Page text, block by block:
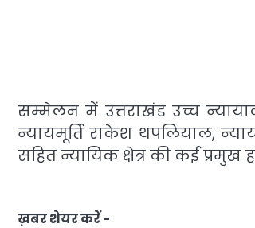
सम्मेलन में उत्तराखंड उच्च
न्यायमूर्ति राकेश थपलियाल,
सहित न्यायिक क्षेत्र की कई प्रमुख
ख़बर शेयर करें -